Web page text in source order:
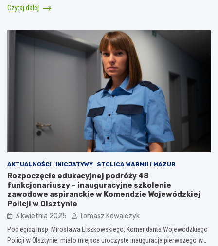
Czytaj dalej
AKTUALNOŚCI INICJATYWY STOLICA WARMII I MAZUR
Rozpoczęcie edukacyjnej podróży 48
funkcjonariuszy – inauguracyjne szkolenie
zawodowe aspiranckie w Komendzie Wojewódzkiej
Policji w Olsztynie
3 kwietnia 2025 Tomasz Kowalczyk
Pod egidą Insp. Mirosława Elszkowskiego, Komendanta Wojewódzkiego
Policji w Olsztynie, miało miejsce uroczyste inauguracja pierwszego w…